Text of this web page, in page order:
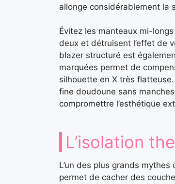
allonge considérablement la
Évitez les manteaux mi-
deux et détruisent l’effet de
blazer structuré est
marquées permet de
silhouette en X très
fine doudoune sans
compromettre l’esthétique
L’isolation
L’un des plus grands
permet de cacher des